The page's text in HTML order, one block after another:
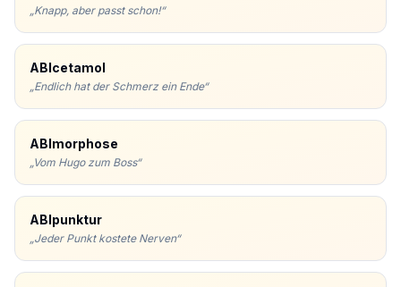
„Knapp, aber passt schon!“
ABIcetamol
„Endlich hat der Schmerz ein Ende“
ABImorphose
„Vom Hugo zum Boss“
ABIpunktur
„Jeder Punkt kostete Nerven“